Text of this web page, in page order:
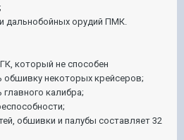
дальнобойных орудий ПМК.
который не способен
обшивку некоторых крейсеров;
калибра;
обшивки и палубы составляет 32